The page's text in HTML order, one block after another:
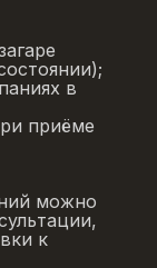
в
приёме
можно
к